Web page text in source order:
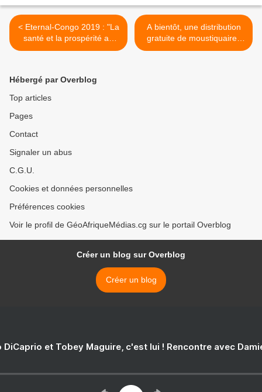
< Eternal-Congo 2019 : "La
santé et la prospérité au
cœur des populations
A bientôt, une distribution
gratuite de moustiquaires
imprégnées à longue durée
Hébergé par Overblog
Top articles
Pages
Contact
Signaler un abus
C.G.U.
Cookies et données personnelles
Préférences cookies
Voir le profil de GéoAfriqueMédias.cg sur le portail Overblog
Créer un blog sur Overblog
Créer un blog
DiCaprio et Tobey Maguire, c'est lui ! Rencontre avec